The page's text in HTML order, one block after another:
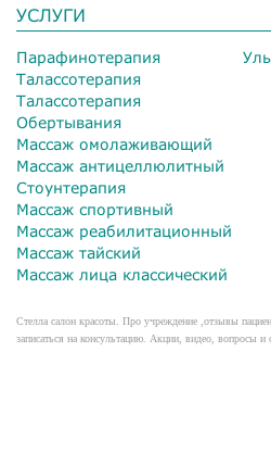
УСЛУГИ
Парафинотерапия
Талассотерапия
Талассотерапия
Обертывания
Массаж омолаживающий
Массаж антицеллюлитный
Стоунтерапия
Массаж спортивный
Массаж реабилитационный
Массаж тайский
Массаж лица классический
Стелла салон красоты. Про учреждение ,отзывы
записаться на консультацию. Акции, видео, вопросы и